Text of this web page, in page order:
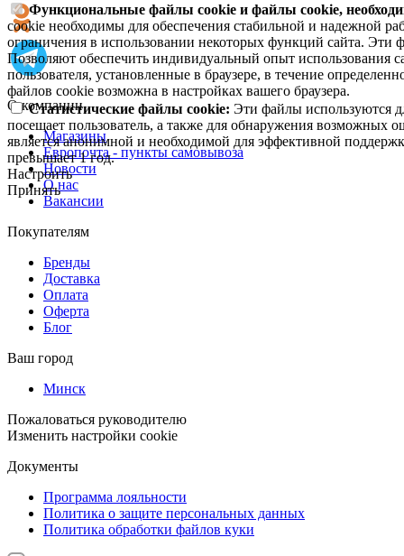
Функциональные файлы cookie и файлы cookie,
cookie необходимы для обеспечения стабильной и надежной
ограничения в использовании некоторых функций сайта. Эти
Позволяют обеспечить индивидуальный опыт использования
пользователя, установленные в браузере, в течение
файлов cookie возможна в настройках вашего браузера.
Статистические файлы cookie: Эти файлы используются
посещает пользователь, а также для обнаружения возможных
является анонимной и необходимой для эффективной
превышает 1 год.
Настроить
Принять
О компании
Магазины
Европочта - пункты самовывоза
Новости
О нас
Вакансии
Покупателям
Бренды
Доставка
Оплата
Оферта
Блог
Ваш город
Минск
Пожаловаться руководителю
Изменить настройки cookie
Документы
Программа лояльности
Политика о защите персональных данных
Политика обработки файлов куки